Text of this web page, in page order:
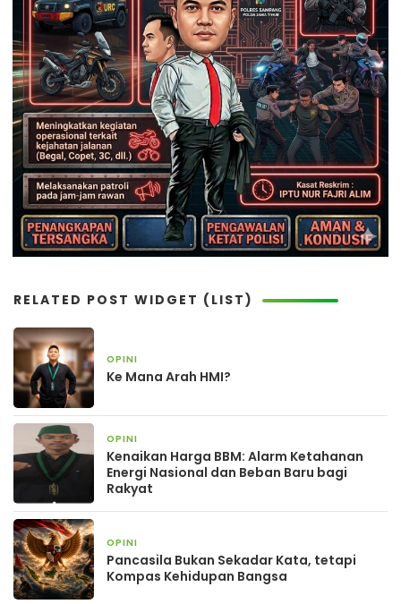
RELATED POST WIDGET (LIST)
OPINI
Ke Mana Arah HMI?
OPINI
Kenaikan Harga BBM: Alarm Ketahanan
Energi Nasional dan Beban Baru bagi
Rakyat
OPINI
Pancasila Bukan Sekadar Kata, tetapi
Kompas Kehidupan Bangsa